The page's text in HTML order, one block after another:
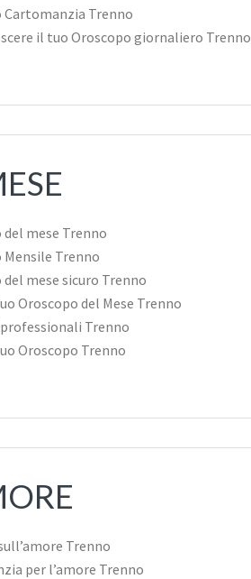
Cartomanzia Trenno
il tuo Oroscopo giornaliero Trenno
mese Trenno
Mensile Trenno
mese sicuro Trenno
Oroscopo del Mese Trenno
Trenno
Oroscopo Trenno
Trenno
per l’amore Trenno